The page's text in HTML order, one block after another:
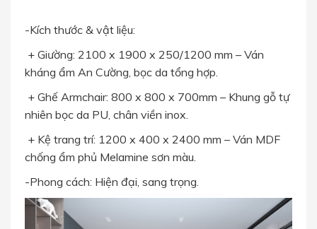
-Kích thước & vật liệu:
+ Giường: 2100 x 1900 x 250/1200 mm – Ván
kháng ẩm An Cường, bọc da tổng hợp.
+ Ghế Armchair: 800 x 800 x 700mm – Khung gỗ tự
nhiên bọc da PU, chân viền inox.
+ Kệ trang trí: 1200 x 400 x 2400 mm – Ván MDF
chống ẩm phủ Melamine sơn màu.
-Phong cách: Hiện đại, sang trọng.